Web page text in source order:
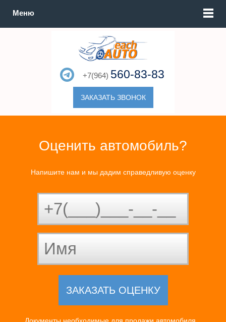
+7(964) 560-83-83
ЗАКАЗАТЬ ЗВОНОК
Меню
Оценить автомобиль?
Напишите нам и мы дадим справедливую оценку